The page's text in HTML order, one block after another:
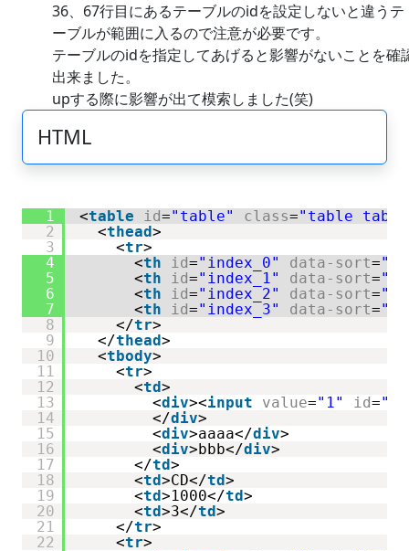
36、67行目にあるテーブルのidを設定しないと違うテ
ーブルが範囲に入るので注意が必要です。
テーブルのidを指定してあげると影響がないことを確
出来ました。
upする際に影響が出て模索しました(笑)
HTML
1
2
3
4
5
6
7
8
9
10
11
12
13
14
15
16
17
18
19
20
21
22
<table id="table" class="table
<thead>
<tr>
<th id="index_0" data-sort=""
<th id="index_1" data-sort=""
<th id="index_2" data-sort=""
<th id="index_3" data-sort=""
</tr>
</thead>
<tbody>
<tr>
<td>
<div><input value="1" id=
</div>
<div>aaaa</div>
<div>bbb</div>
</td>
<td>CD</td>
<td>1000</td>
<td>3</td>
</tr>
<tr>